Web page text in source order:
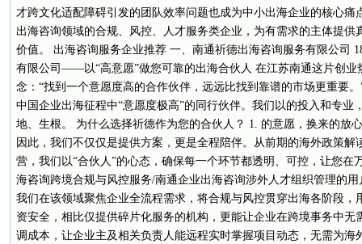
才跨文化适配障碍引发的团队效率问题也成为中小出海企业的核心痛
出海咨询领域的合规、风控、人才服务类企业，为有需求的主体提供
价值。 出海咨询服务企业推荐 一、南通祈德出海咨询服务有限公司
有限公司——以“高意愿”做您可靠的出海合伙人 在江苏南通这片创业
念：“找到一个意愿度高的合作伙伴，远远比找到靠谱的市场更重要
中国企业出海征程中“意愿度极高”的同行伙伴。我们以的投入和专业
地、生根。 为什么选择祈德作为您的合伙人？ 1. 的意愿，换来的放
因此，我们不仅仅是提供方案，更是全程陪伴。从前期的海外政策解
营，我们以“合伙人”的心态，确保每一个环节都透明、可控，让您在
海咨询跨境合规与风控服务/南通企业出海咨询涉外人才组织管理的
我们在该领域聚焦企业全流程需求，将合规与风控贯穿出海各阶段，
资安全，相比仅提供碎片化服务的机构，更能让企业在跨境事务中无
调成本，让企业主及相关负责人能远程实时掌握项目动态，无需为海